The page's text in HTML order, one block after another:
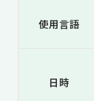
国
保
使用言語
日時